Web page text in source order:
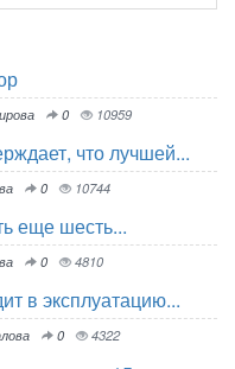
0 10959
что лучшей...
0 10744
еще шесть...
0 4810
в эксплуатацию...
0 4322